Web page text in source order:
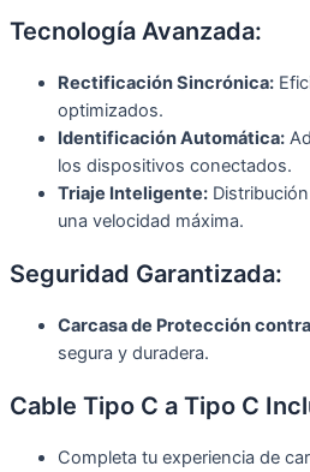
Tecnología Avanzada:
Rectificación Sincrónica:
optimizados.
Identificación Automática:
los dispositivos conectados.
Triaje Inteligente:
una velocidad máxima.
Seguridad Garantizada:
Carcasa de Protección
segura y duradera.
Cable Tipo C a Tipo C
Completa tu experiencia de